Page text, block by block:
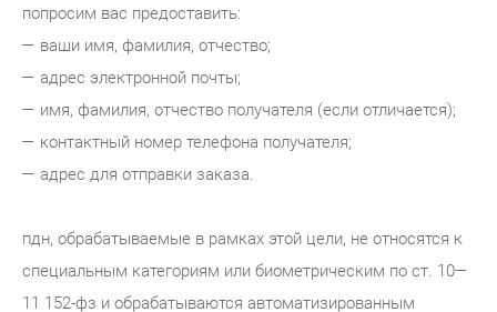
попросим вас предоставить:
— ваши имя, фамилия, отчество;
— адрес электронной почты;
— имя, фамилия, отчество получателя (если отличается);
— контактный номер телефона получателя;
— адрес для отправки заказа.
пдн, обрабатываемые в рамках этой цели, не относятся к
специальным категориям или биометрическим по ст. 10—
11 152-фз и обрабатываются автоматизированным